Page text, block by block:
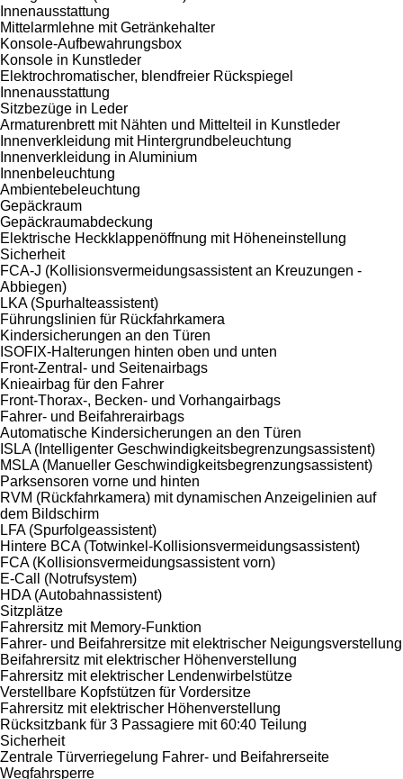
Innenausstattung
Mittelarmlehne mit Getränkehalter
Konsole-Aufbewahrungsbox
Konsole in Kunstleder
Elektrochromatischer, blendfreier Rückspiegel
Innenausstattung
Sitzbezüge in Leder
Armaturenbrett mit Nähten und Mittelteil in Kunstleder
Innenverkleidung mit Hintergrundbeleuchtung
Innenverkleidung in Aluminium
Innenbeleuchtung
Ambientebeleuchtung
Gepäckraum
Gepäckraumabdeckung
Elektrische Heckklappenöffnung mit Höheneinstellung
Sicherheit
FCA-J (Kollisionsvermeidungsassistent an Kreuzungen -
Abbiegen)
LKA (Spurhalteassistent)
Führungslinien für Rückfahrkamera
Kindersicherungen an den Türen
ISOFIX-Halterungen hinten oben und unten
Front-Zentral- und Seitenairbags
Knieairbag für den Fahrer
Front-Thorax-, Becken- und Vorhangairbags
Fahrer- und Beifahrerairbags
Automatische Kindersicherungen an den Türen
ISLA (Intelligenter Geschwindigkeitsbegrenzungsassistent)
MSLA (Manueller Geschwindigkeitsbegrenzungsassistent)
Parksensoren vorne und hinten
RVM (Rückfahrkamera) mit dynamischen Anzeigelinien auf
dem Bildschirm
LFA (Spurfolgeassistent)
Hintere BCA (Totwinkel-Kollisionsvermeidungsassistent)
FCA (Kollisionsvermeidungsassistent vorn)
E-Call (Notrufsystem)
HDA (Autobahnassistent)
Sitzplätze
Fahrersitz mit Memory-Funktion
Fahrer- und Beifahrersitze mit elektrischer Neigungsverstellung
Beifahrersitz mit elektrischer Höhenverstellung
Fahrersitz mit elektrischer Lendenwirbelstütze
Verstellbare Kopfstützen für Vordersitze
Fahrersitz mit elektrischer Höhenverstellung
Rücksitzbank für 3 Passagiere mit 60:40 Teilung
Sicherheit
Zentrale Türverriegelung Fahrer- und Beifahrerseite
Wegfahrsperre